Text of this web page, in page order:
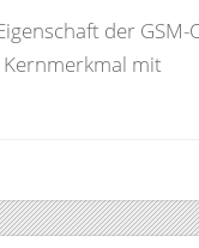
der
mit